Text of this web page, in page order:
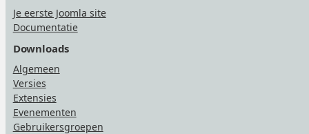
Je eerste Joomla site
Documentatie
Downloads
Algemeen
Versies
Extensies
Evenementen
Gebruikersgroepen